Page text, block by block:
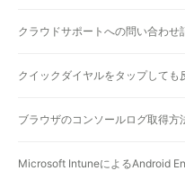
クラウドサポートへの問い合わせ
クイックダイヤルをタップしても
ブラウザのコンソールログ取得方
Microsoft IntuneによるAndroid